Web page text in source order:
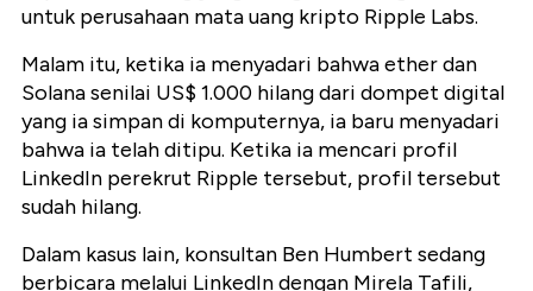
untuk perusahaan mata uang kripto Ripple Labs.
Malam itu, ketika ia menyadari bahwa ether dan
Solana senilai US$ 1.000 hilang dari dompet digital
yang ia simpan di komputernya, ia baru menyadari
bahwa ia telah ditipu. Ketika ia mencari profil
LinkedIn perekrut Ripple tersebut, profil tersebut
sudah hilang.
Dalam kasus lain, konsultan Ben Humbert sedang
berbicara melalui LinkedIn dengan Mirela Tafili,